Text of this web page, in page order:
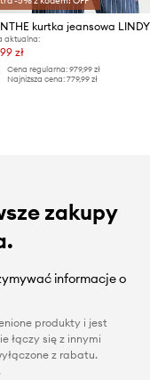
kurtka jeansowa LINDY
aktualna:
zł
Cena regularna: 979,99 zł
Najniższa cena: 779,99 zł
zakupy
informacje o
produkty i jest
łączy się z innymi
z rabatu.